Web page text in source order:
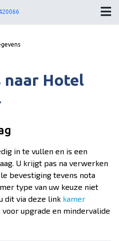
naar Hotel
in te vullen en is een
U krijgt pas na verwerken
bevestiging tevens nota
type van uw keuze niet
dit via deze link kamer
upgrade en mindervalide